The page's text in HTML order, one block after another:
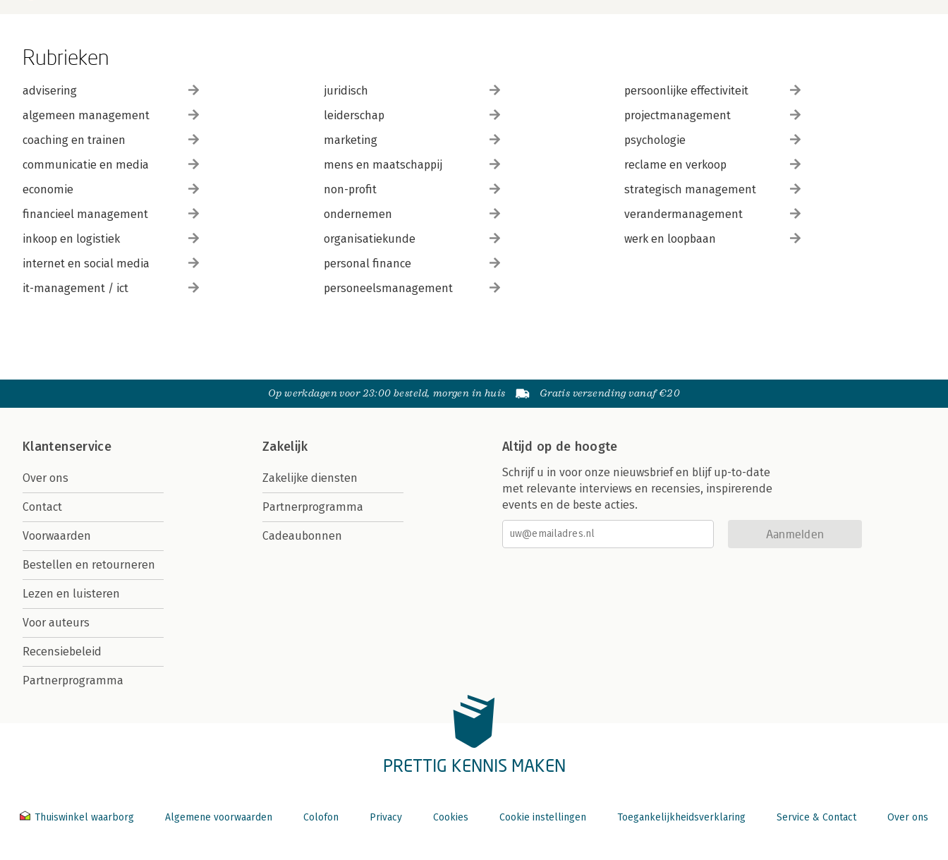
Rubrieken
advisering
algemeen management
coaching en trainen
communicatie en media
economie
financieel management
inkoop en logistiek
internet en social media
it-management / ict
juridisch
leiderschap
marketing
mens en maatschappij
non-profit
ondernemen
organisatiekunde
personal finance
personeelsmanagement
persoonlijke effectiviteit
projectmanagement
psychologie
reclame en verkoop
strategisch management
verandermanagement
werk en loopbaan
Op werkdagen voor 23:00 besteld, morgen in huis Gratis verzending vanaf €20
Klantenservice
Over ons
Contact
Voorwaarden
Bestellen en retourneren
Lezen en luisteren
Voor auteurs
Recensiebeleid
Partnerprogramma
Zakelijk
Zakelijke diensten
Partnerprogramma
Cadeaubonnen
Altijd op de hoogte
Schrijf u in voor onze nieuwsbrief en blijf up-to-date
met relevante interviews en recensies, inspirerende
events en de beste acties.
Aanmelden
PRETTIG KENNIS MAKEN
Thuiswinkel waarborg Algemene voorwaarden Colofon Privacy Cookies Cookie instellingen Toegankelijkheidsverklaring Service & Contact Over ons